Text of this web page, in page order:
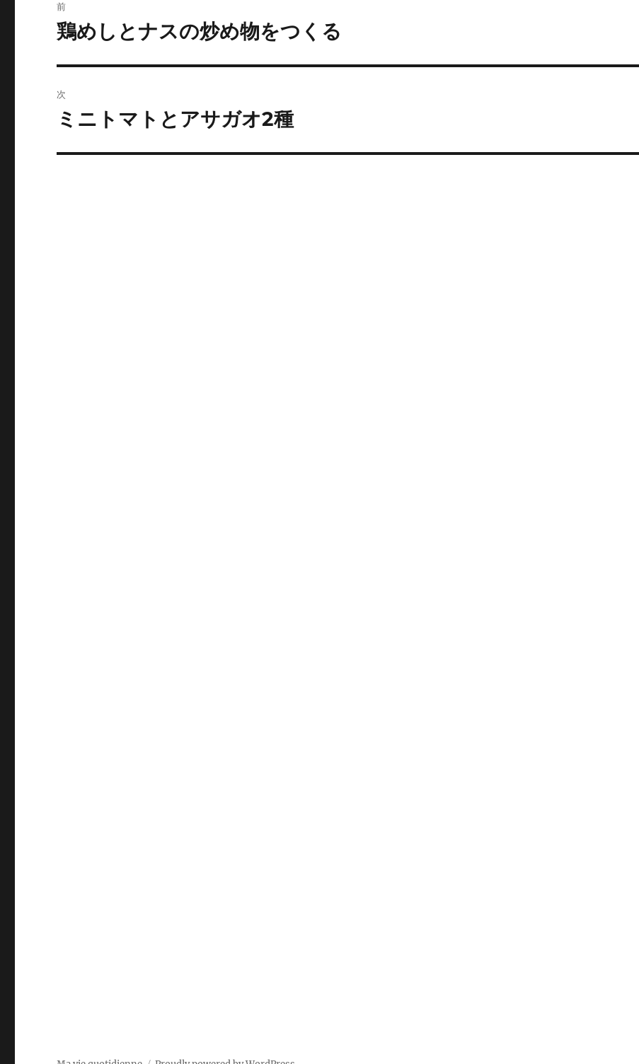
稿
ゲ
前
前
投
稿:
鶏めしとナスの炒め物をつくる
次
次
投
ミニトマトとアサガオ2種